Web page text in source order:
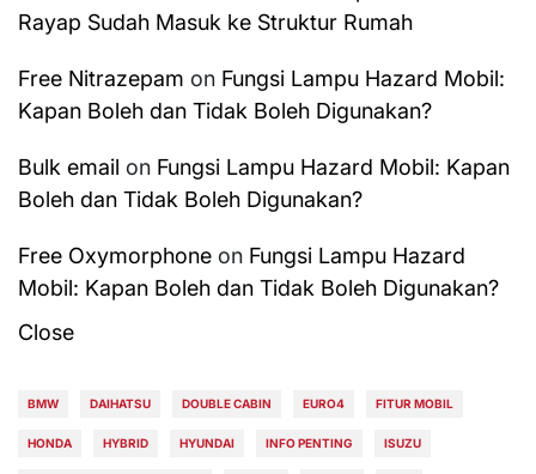
Rayap Sudah Masuk ke Struktur Rumah
Free Nitrazepam on Fungsi Lampu Hazard Mobil:
Kapan Boleh dan Tidak Boleh Digunakan?
Bulk email on Fungsi Lampu Hazard Mobil: Kapan
Boleh dan Tidak Boleh Digunakan?
Free Oxymorphone on Fungsi Lampu Hazard
Mobil: Kapan Boleh dan Tidak Boleh Digunakan?
Close
BMW DAIHATSU DOUBLE CABIN EURO4 FITUR MOBIL
HONDA HYBRID HYUNDAI INFO PENTING ISUZU